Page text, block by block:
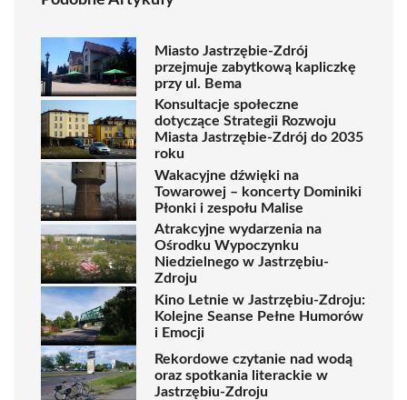
Miasto Jastrzębie-Zdrój
przejmuje zabytkową kapliczkę
przy ul. Bema
Konsultacje społeczne
dotyczące Strategii Rozwoju
Miasta Jastrzębie-Zdrój do 2035
roku
Wakacyjne dźwięki na
Towarowej – koncerty Dominiki
Płonki i zespołu Malise
Atrakcyjne wydarzenia na
Ośrodku Wypoczynku
Niedzielnego w Jastrzębiu-
Zdroju
Kino Letnie w Jastrzębiu-Zdroju:
Kolejne Seanse Pełne Humorów
i Emocji
Rekordowe czytanie nad wodą
oraz spotkania literackie w
Jastrzębiu-Zdroju